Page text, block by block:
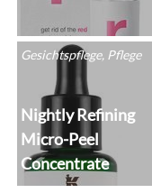
Gesichtspflege, Pflege
Nightly Refining
Micro-Peel
Concentrate